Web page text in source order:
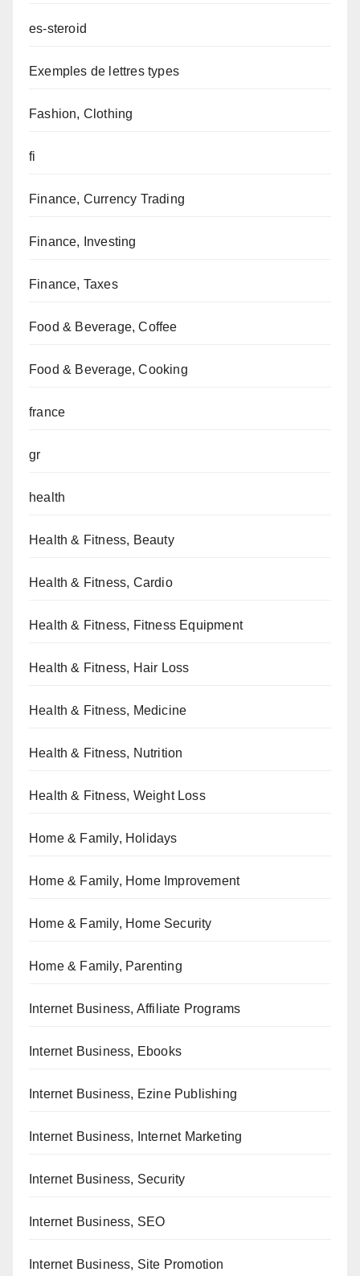
es-steroid
Exemples de lettres types
Fashion, Clothing
fi
Finance, Currency Trading
Finance, Investing
Finance, Taxes
Food & Beverage, Coffee
Food & Beverage, Cooking
france
gr
health
Health & Fitness, Beauty
Health & Fitness, Cardio
Health & Fitness, Fitness Equipment
Health & Fitness, Hair Loss
Health & Fitness, Medicine
Health & Fitness, Nutrition
Health & Fitness, Weight Loss
Home & Family, Holidays
Home & Family, Home Improvement
Home & Family, Home Security
Home & Family, Parenting
Internet Business, Affiliate Programs
Internet Business, Ebooks
Internet Business, Ezine Publishing
Internet Business, Internet Marketing
Internet Business, Security
Internet Business, SEO
Internet Business, Site Promotion